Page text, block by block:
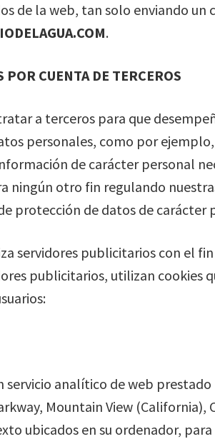
de la web, tan solo enviando
.
POR CUENTA DE TERCEROS
a terceros para que
personales, como por
de carácter personal
ningún otro fin regulando
protección de datos de carácter
servidores publicitarios con el
publicitarios, utilizan
servicio analítico de web
Mountain View (California),
ubicados en su ordenador,